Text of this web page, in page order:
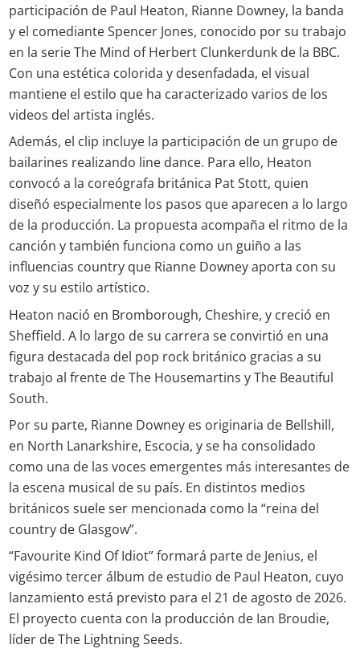
participación de Paul Heaton, Rianne Downey, la banda
y el comediante Spencer Jones, conocido por su trabajo
en la serie The Mind of Herbert Clunkerdunk de la BBC.
Con una estética colorida y desenfadada, el visual
mantiene el estilo que ha caracterizado varios de los
videos del artista inglés.
Además, el clip incluye la participación de un grupo de
bailarines realizando line dance. Para ello, Heaton
convocó a la coreógrafa británica Pat Stott, quien
diseñó especialmente los pasos que aparecen a lo largo
de la producción. La propuesta acompaña el ritmo de la
canción y también funciona como un guiño a las
influencias country que Rianne Downey aporta con su
voz y su estilo artístico.
Heaton nació en Bromborough, Cheshire, y creció en
Sheffield. A lo largo de su carrera se convirtió en una
figura destacada del pop rock británico gracias a su
trabajo al frente de The Housemartins y The Beautiful
South.
Por su parte, Rianne Downey es originaria de Bellshill,
en North Lanarkshire, Escocia, y se ha consolidado
como una de las voces emergentes más interesantes de
la escena musical de su país. En distintos medios
británicos suele ser mencionada como la “reina del
country de Glasgow”.
“Favourite Kind Of Idiot” formará parte de Jenius, el
vigésimo tercer álbum de estudio de Paul Heaton, cuyo
lanzamiento está previsto para el 21 de agosto de 2026.
El proyecto cuenta con la producción de Ian Broudie,
líder de The Lightning Seeds.